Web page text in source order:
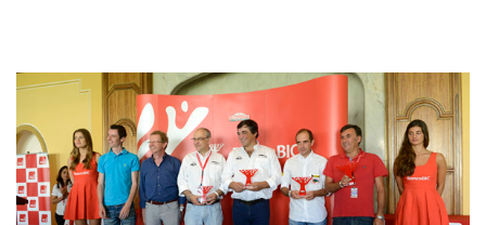
consentimento e quando tal se afigure estritamente
necessário no contexto dos serviços a prestar.
Realçamos que o bloqueio de certo tipo de Cookies e
tecnologias similares pode ter impacto na sua
experiência de navegação no Website e nos serviços